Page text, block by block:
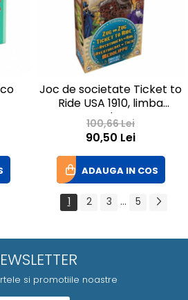
Joc de societate Ticket to
Ride USA 1910, limba
engleza
100,66 Lei
90,50 Lei
ADAUGA IN COS
1 2 3 ... 5
si promotiile noastre